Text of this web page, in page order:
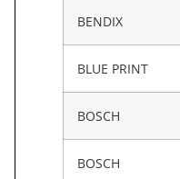
BENDIX
BLUE PRINT
BOSCH
BOSCH